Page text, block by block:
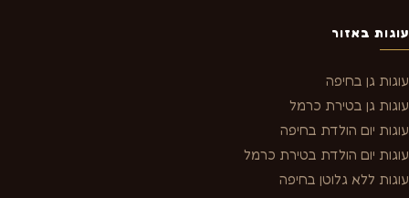
עוגות באזור
עוגות גן בחיפה
עוגות גן בטירת כרמל
עוגות יום הולדת בחיפה
עוגות יום הולדת בטירת כרמל
עוגות ללא גלוטן בחיפה